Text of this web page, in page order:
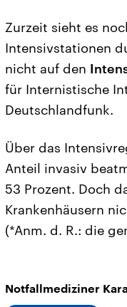
Zurzeit sieht es
Intensivstationen
nicht auf den
für Internistische
Deutschlandfunk.
Über das
Anteil invasiv
53 Prozent. Doch
Krankenhäusern
(*Anm. d. R.: die
Notfallmediziner